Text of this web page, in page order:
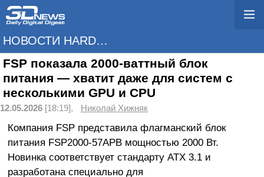
НОВОСТИ HARDWARE
FSP показала 2000-ваттный блок
питания — хватит даже для систем с
несколькими GPU и CPU
12.05.2026 [18:19], Николай Хижняк
Компания FSP представила флагманский блок
питания FSP2000-57APB мощностью 2000 Вт.
Новинка соответствует стандарту ATX 3.1 и
разработана специально для